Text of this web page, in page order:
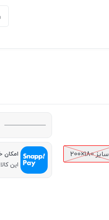
سایز 180×200
امکان
این کالا را در 4 قسط